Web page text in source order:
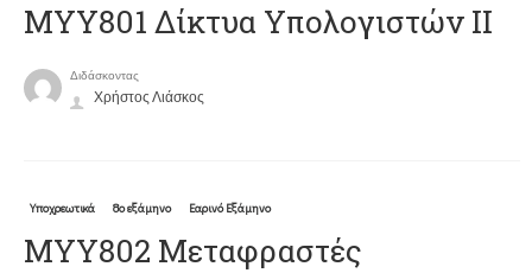
ΜΥΥ801 Δίκτυα Υπολογιστών ΙΙ
Διδάσκοντας
Χρήστος Λιάσκος
Υποχρεωτικά 8ο εξάμηνο Εαρινό Εξάμηνο
ΜΥΥ802 Μεταφραστές